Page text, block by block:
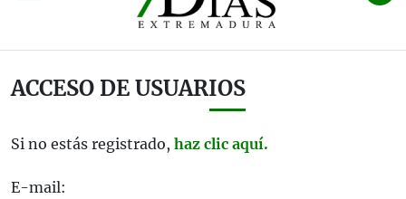
ACCESO DE USUARIOS
Si no estás registrado, haz clic aquí.
E-mail: